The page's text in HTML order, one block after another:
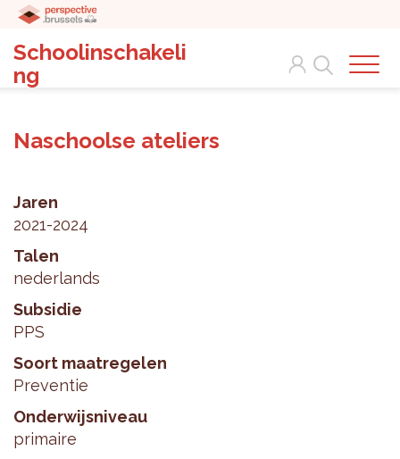
Schoolinschakeli
ng
Search
Naschoolse ateliers
Jaren
2021-2024
Talen
nederlands
Subsidie
PPS
Soort maatregelen
Preventie
Onderwijsniveau
primaire